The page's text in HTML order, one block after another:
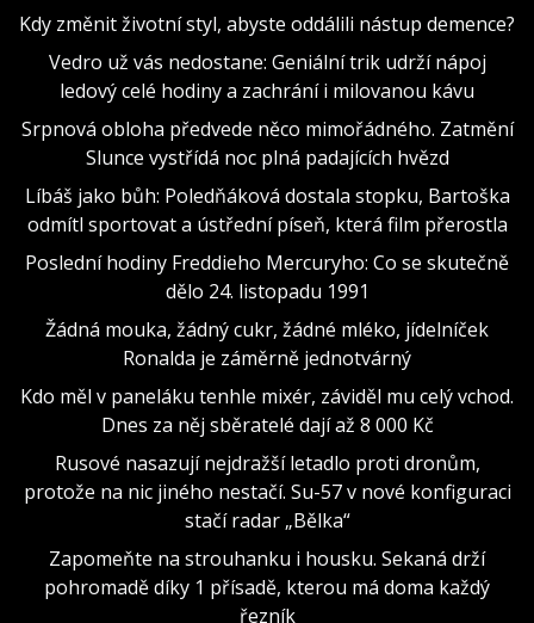
Kdy změnit životní styl, abyste oddálili nástup demence?
Vedro už vás nedostane: Geniální trik udrží nápoj
ledový celé hodiny a zachrání i milovanou kávu
Srpnová obloha předvede něco mimořádného. Zatmění
Slunce vystřídá noc plná padajících hvězd
Líbáš jako bůh: Poledňáková dostala stopku, Bartoška
odmítl sportovat a ústřední píseň, která film přerostla
Poslední hodiny Freddieho Mercuryho: Co se skutečně
dělo 24. listopadu 1991
Žádná mouka, žádný cukr, žádné mléko, jídelníček
Ronalda je záměrně jednotvárný
Kdo měl v paneláku tenhle mixér, záviděl mu celý vchod.
Dnes za něj sběratelé dají až 8 000 Kč
Rusové nasazují nejdražší letadlo proti dronům,
protože na nic jiného nestačí. Su-57 v nové konfiguraci
stačí radar „Bělka“
Zapomeňte na strouhanku i housku. Sekaná drží
pohromadě díky 1 přísadě, kterou má doma každý
řezník